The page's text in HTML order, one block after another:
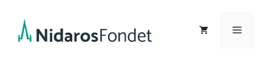
innhold
Meny